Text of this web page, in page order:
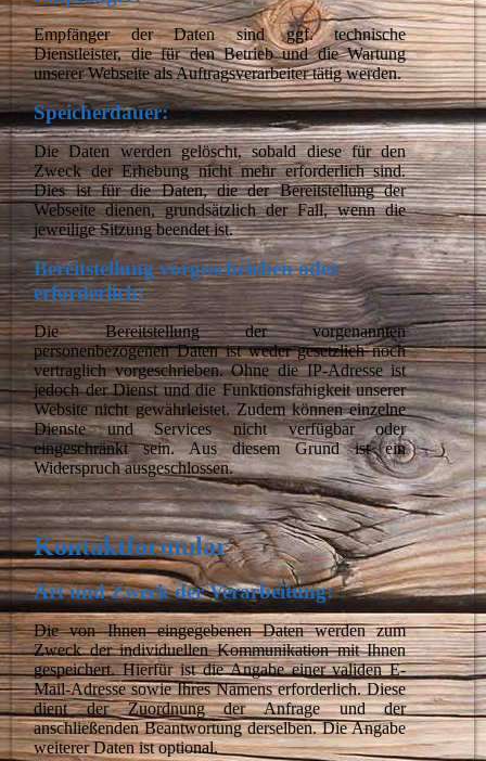
Empfänger der Daten sind ggf. technische
Dienstleister, die für den Betrieb und die Wartung
unserer Webseite als Auftragsverarbeiter tätig werden.
Speicherdauer:
Die Daten werden gelöscht, sobald diese für den
Zweck der Erhebung nicht mehr erforderlich sind.
Dies ist für die Daten, die der Bereitstellung der
Webseite dienen, grundsätzlich der Fall, wenn die
jeweilige Sitzung beendet ist.
Bereitstellung vorgeschrieben oder
erforderlich:
Die Bereitstellung der vorgenannten
personenbezogenen Daten ist weder gesetzlich noch
vertraglich vorgeschrieben. Ohne die IP-Adresse ist
jedoch der Dienst und die Funktionsfähigkeit unserer
Website nicht gewährleistet. Zudem können einzelne
Dienste und Services nicht verfügbar oder
eingeschränkt sein. Aus diesem Grund ist ein
Widerspruch ausgeschlossen.
Kontaktformular
Art und Zweck der Verarbeitung:
Die von Ihnen eingegebenen Daten werden zum
Zweck der individuellen Kommunikation mit Ihnen
gespeichert. Hierfür ist die Angabe einer validen E-
Mail-Adresse sowie Ihres Namens erforderlich. Diese
dient der Zuordnung der Anfrage und der
anschließenden Beantwortung derselben. Die Angabe
weiterer Daten ist optional.